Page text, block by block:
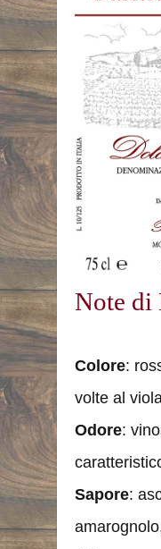
Note di
Colore:
volte al
Odore:
Sapore: